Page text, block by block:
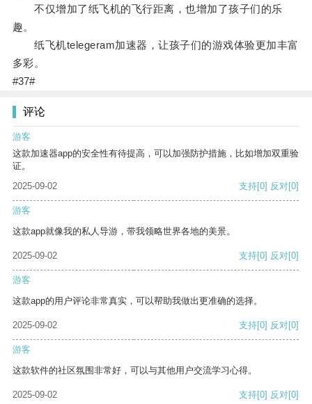
不仅增加了纸飞机的飞行距离，也增加了孩子们的乐
趣。
纸飞机telegeram加速器，让孩子们的游戏体验更加丰富
多彩。
#37#
评论
游客
这款加速器app的安全性有待提高，可以加强防护措施，比如增加双重验
证。
2025-09-02
支持[0] 反对[0]
游客
这款app就像我的私人导游，带我领略世界各地的美景。
2025-09-02 支持[0] 反对[0]
游客
这款app的用户评论非常真实，可以帮助我做出更准确的选择。
2025-09-02 支持[0] 反对[0]
游客
这款软件的社区氛围非常好，可以与其他用户交流学习心得。
2025-09-02 支持[0] 反对[0]